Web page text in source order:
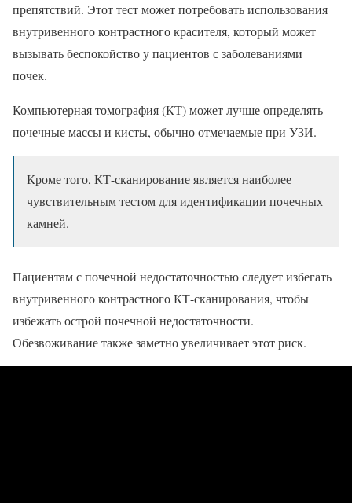
препятствий. Этот тест может потребовать использования
внутривенного контрастного красителя, который может
вызывать беспокойство у пациентов с заболеваниями
почек.
Компьютерная томография (КТ) может лучше определять
почечные массы и кисты, обычно отмечаемые при УЗИ.
Кроме того, КТ-сканирование является наиболее
чувствительным тестом для идентификации почечных
камней.
Пациентам с почечной недостаточностью следует избегать
внутривенного контрастного КТ-сканирования, чтобы
избежать острой почечной недостаточности.
Обезвоживание также заметно увеличивает этот риск.